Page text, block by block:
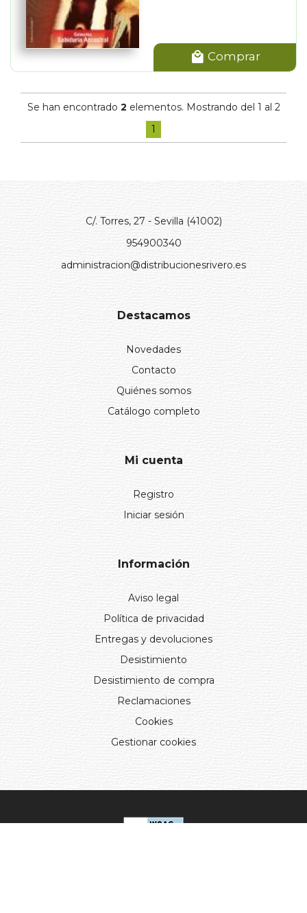
Comprar
Se han encontrado 2 elementos. Mostrando del 1 al 2
1
C/. Torres, 27 - Sevilla (41002)
954900340
administracion@distribucionesrivero.es
Destacamos
Novedades
Contacto
Quiénes somos
Catálogo completo
Mi cuenta
Registro
Iniciar sesión
Información
Aviso legal
Política de privacidad
Entregas y devoluciones
Desistimiento
Desistimiento de compra
Reclamaciones
Cookies
Gestionar cookies